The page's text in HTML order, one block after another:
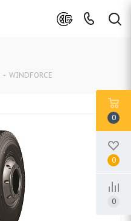
- WINDFORCE
0
0
0